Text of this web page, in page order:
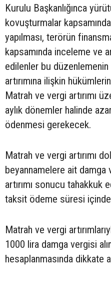
Kurulu Başkanlığınca
kovuşturmalar
yapılması, terörün
kapsamında inceleme ve
edilenler bu
artırımına ilişkin
Matrah ve vergi artırımı
aylık dönemler halinde
ödenmesi gerekecek.
Matrah ve vergi artırımı
beyannamelere ait
artırımı sonucu tahakkuk
taksit ödeme süresi
Matrah ve vergi
1000 lira damga vergisi
hesaplanmasında dikkate